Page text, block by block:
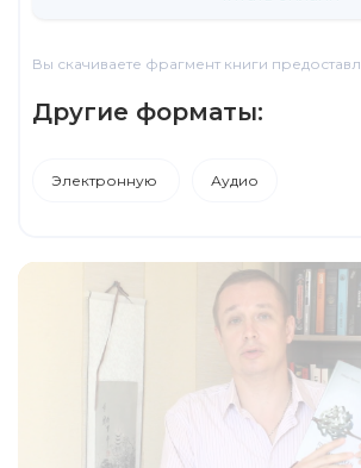
Вы скачиваете фрагмент книги
Другие форматы:
Электронную Аудио